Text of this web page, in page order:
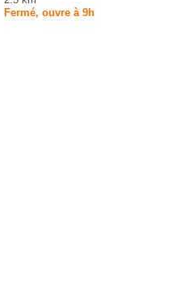
Fermé, ouvre à 9h